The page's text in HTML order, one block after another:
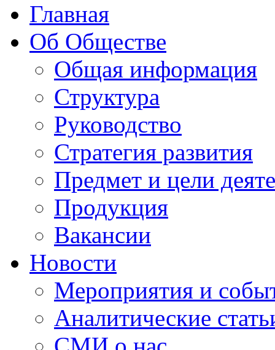
Главная
Об Обществе
Общая информация
Структура
Руководство
Стратегия развития
Предмет и цели
Продукция
Вакансии
Новости
Мероприятия и
Аналитические